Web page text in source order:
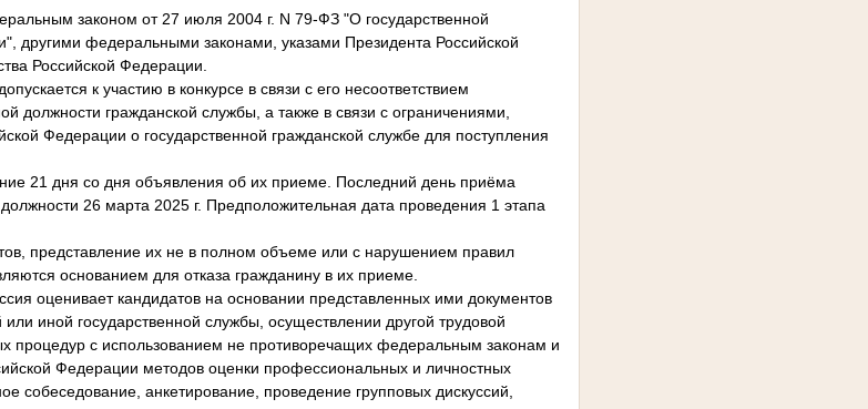
законом от 27 июля 2004 г. N 79-ФЗ "О государственной
другими федеральными законами, указами Президента Российской
Российской Федерации.
к участию в конкурсе в связи с его несоответствием
должности гражданской службы, а также в связи с ограничениями,
Федерации о государственной гражданской службе для поступления
21 дня со дня объявления об их приеме. Последний день приёма
26 марта 2025 г. Предположительная дата проведения 1 этапа
представление их не в полном объеме или с нарушением правил
основанием для отказа гражданину в их приеме.
оценивает кандидатов на основании представленных ими документов
иной государственной службы, осуществлении другой трудовой
процедур с использованием не противоречащих федеральным законам и
Федерации методов оценки профессиональных и личностных
собеседование, анкетирование, проведение групповых дискуссий,